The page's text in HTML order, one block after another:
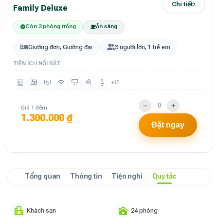
Family Deluxe Chi tiết
Còn 3 phòng trống Ăn sáng
Giường đơn, Giường đại 3 người lớn, 1 trẻ em
TIỆN ÍCH NỔI BẬT
+15
Giá 1 đêm
1.300.000 ₫
Đặt ngay
Tổng quan Thông tin Tiện nghi Quy tắc
Khách sạn 24 phòng